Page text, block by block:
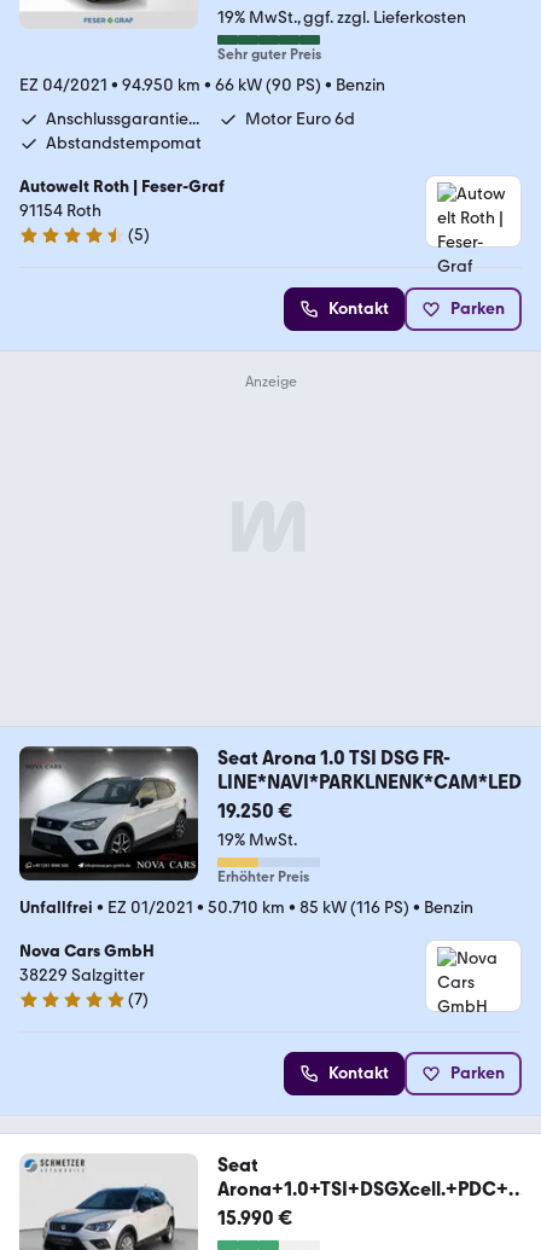
19% MwSt. ggf. zzgl. Lieferkosten
Sehr guter Preis
EZ 04/2021 • 94.950 km • 66 kW (90 PS) • Benzin
Anschlussgarantie...
Motor Euro 6d
Abstandstempomat
Autowelt Roth | Feser-Graf
91154 Roth
4.4 Sterne
(5)
Kontakt Parken
Seat Arona 1.0 TSI DSG FR-
LINE*NAVI*PARKLNENK*CAM*LED
19.250 €
19% MwSt.
Erhöhter Preis
Unfallfrei • EZ 01/2021 • 50.710 km • 85 kW (116 PS) • Benzin
Nova Cars GmbH
38229 Salzgitter
5 Sterne
(7)
Kontakt Parken
Seat
Arona+1.0+TSI+DSGXcell.+PDC+S
H+Tempomat+AHK abn+
15.990 €